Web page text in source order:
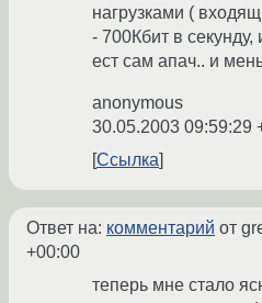
нагрузками (
- 700Кбит в
ест сам апач.. и
anonymous
30.05.2003 09:59:29
Ссылка
Ответ на: комментарий от
+00:00
теперь мне стало